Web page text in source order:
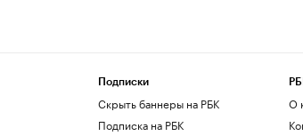
Подписки
Скрыть баннеры на РБК
Подписка на РБК
О